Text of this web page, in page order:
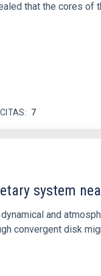
that the cores
7
system
and
convergent disk